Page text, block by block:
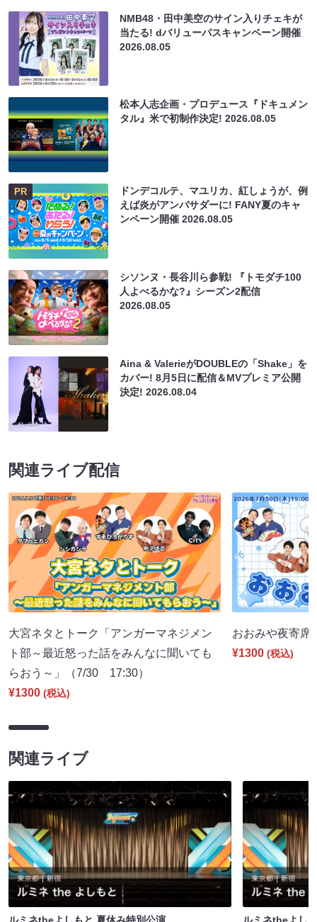
NMB48・田中美空のサイン入りチェキが
当たる! dバリューパスキャンペーン開催
2026.08.05
松本人志企画・プロデュース『ドキュメン
タル』米で初制作決定!2026.08.05
PR
ドンデコルテ、マユリカ、紅しょうが、例
えば炎がアンバサダーに! FANY夏のキャ
ンペーン開催2026.08.05
シソンヌ・長谷川ら参戦! 『トモダチ100
人よべるかな?』シーズン2配信
2026.08.05
Aina & ValerieがDOUBLEの「Shake」を
カバー! 8月5日に配信＆MVプレミア公開
決定!2026.08.04
関連ライブ配信
大宮ネタとトーク「アンガーマネジメン
ト部～最近怒った話をみんなに聞いても
らおう～」（7/30 17:30）
¥1300 (税込)
おおみや夜寄
¥1300 (税込)
関連ライブ